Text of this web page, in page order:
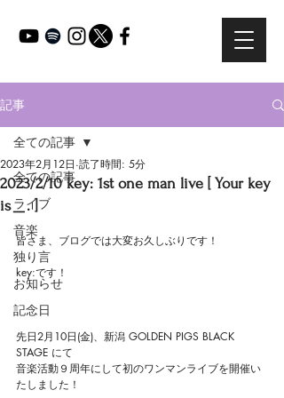
記事
全ての記事
ライブ
音楽
独り言
お知らせ
記念日
全ての記事
2023/2/10 key: 1st one man live [ Your key
is＿. ]
2023年2月12日 読了時間: 5分
皆さま、ブログでは大変お久しぶりです！
key:です！
先日2月10日(金)、新潟 GOLDEN PIGS BLACK
STAGE にて
音楽活動９周年にして初のワンマンライブを開催い
たしました！